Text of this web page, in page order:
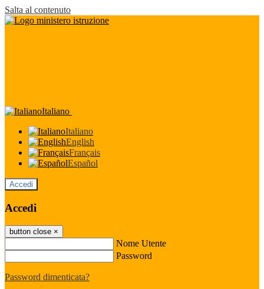
Salta al contenuto
Italiano
Italiano
English
Français
Español
Accedi
Accedi
button close ×
Nome Utente
Password
Password dimenticata?